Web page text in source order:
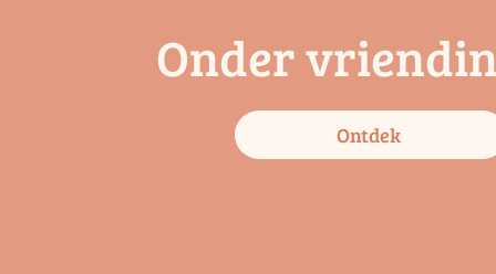
Onder
Ontdek